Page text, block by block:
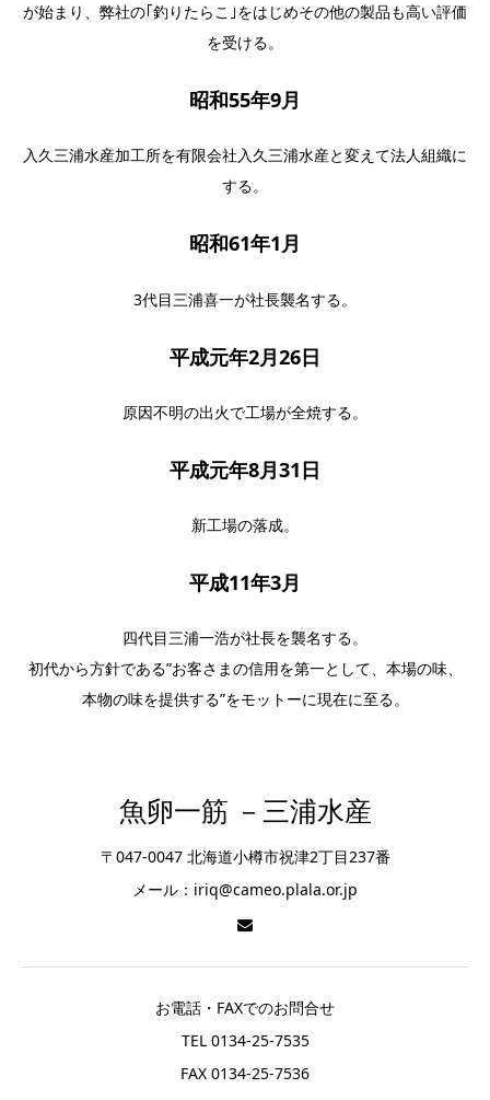
が始まり、弊社の｢釣りたらこ｣をはじめその他の製品も高い評価
を受ける。
昭和55年9月
入久三浦水産加工所を有限会社入久三浦水産と変えて法人組織に
する。
昭和61年1月
3代目三浦喜一が社長襲名する。
平成元年2月26日
原因不明の出火で工場が全焼する。
平成元年8月31日
新工場の落成。
平成11年3月
四代目三浦一浩が社長を襲名する。
初代から方針である”お客さまの信用を第一として、本場の味、
本物の味を提供する”をモットーに現在に至る。
魚卵一筋 －三浦水産
〒047-0047 北海道小樽市祝津2丁目237番
メール：iriq@cameo.plala.or.jp
お電話・FAXでのお問合せ
TEL 0134-25-7535
FAX 0134-25-7536